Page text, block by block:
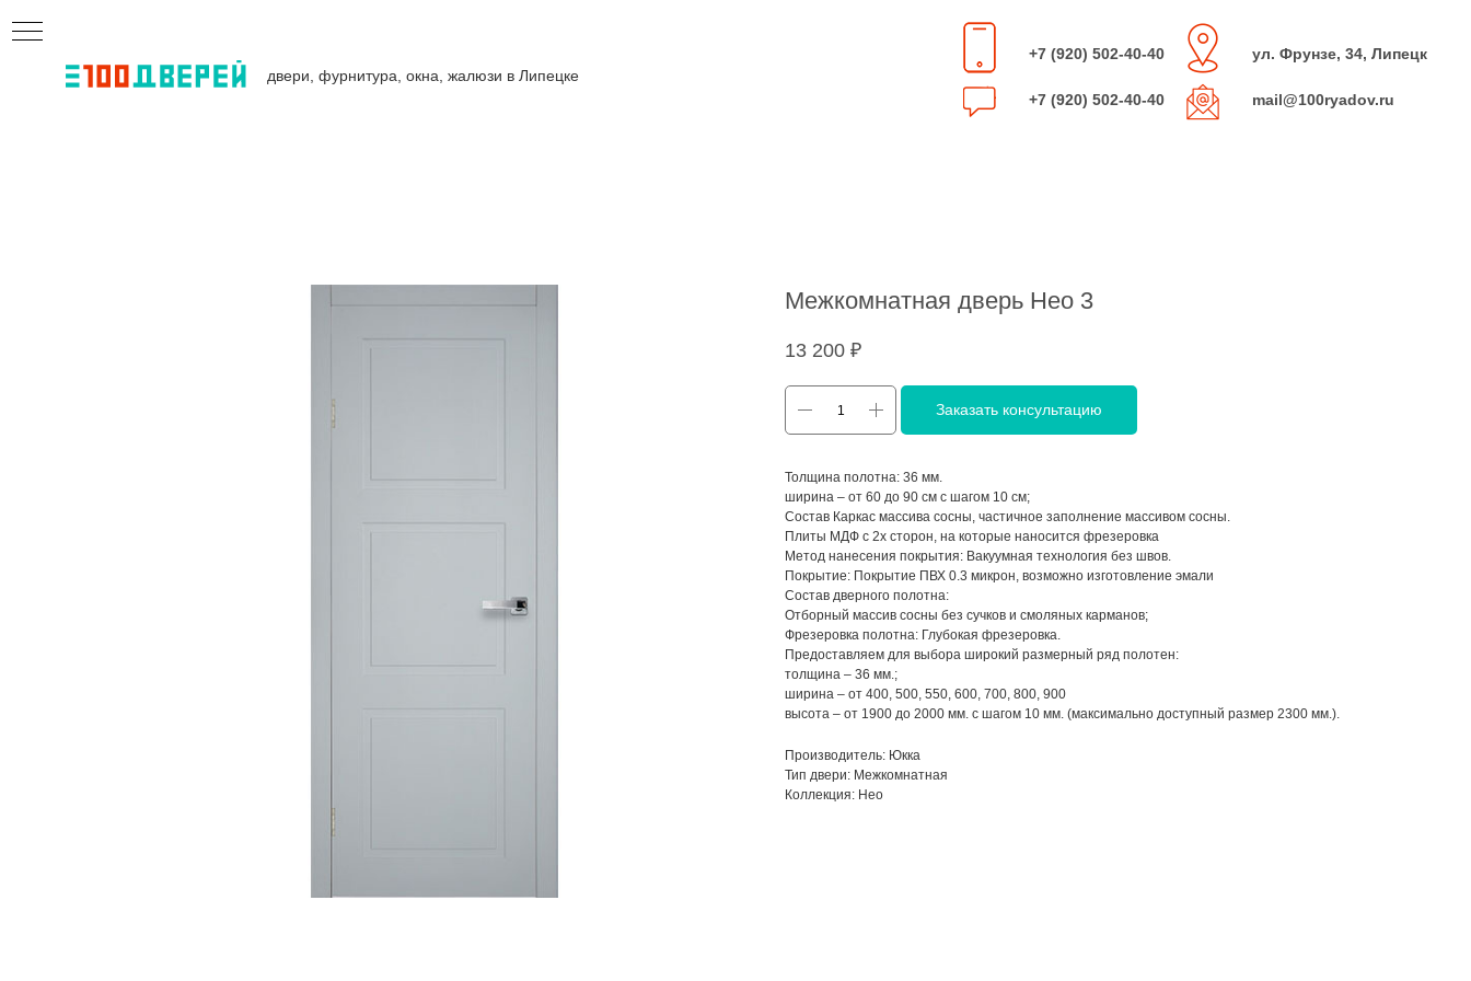
двери, фурнитура, окна, жалюзи в Липецке
+7 (920) 502-40-40
+7 (920) 502-40-40
ул. Фрунзе, 34, Липецк
mail@100ryadov.ru
Межкомнатная дверь Нео 3
13 200 ₽
Заказать консультацию
Толщина полотна: 36 мм.
ширина – от 60 до 90 см с шагом 10 см;
Состав Каркас массива сосны, частичное заполнение массивом сосны.
Плиты МДФ с 2х сторон, на которые наносится фрезеровка
Метод нанесения покрытия: Вакуумная технология без швов.
Покрытие: Покрытие ПВХ 0.3 микрон, возможно изготовление эмали
Состав дверного полотна:
Отборный массив сосны без сучков и смоляных карманов;
Фрезеровка полотна: Глубокая фрезеровка.
Предоставляем для выбора широкий размерный ряд полотен:
толщина – 36 мм.;
ширина – от 400, 500, 550, 600, 700, 800, 900
высота – от 1900 до 2000 мм. с шагом 10 мм. (максимально доступный размер 2300 мм.).
Производитель: Юкка
Тип двери: Межкомнатная
Коллекция: Нео